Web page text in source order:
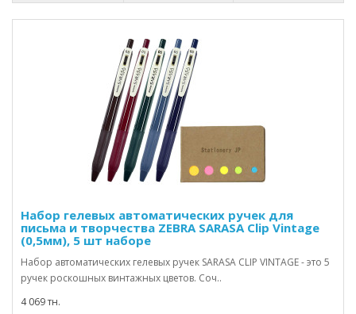
Набор гелевых автоматических ручек для
письма и творчества ZEBRA SARASA Clip Vintage
(0,5мм), 5 шт наборе
Набор автоматических гелевых ручек SARASA CLIP VINTAGE - это 5
ручек роскошных винтажных цветов. Соч..
4 069 тн.